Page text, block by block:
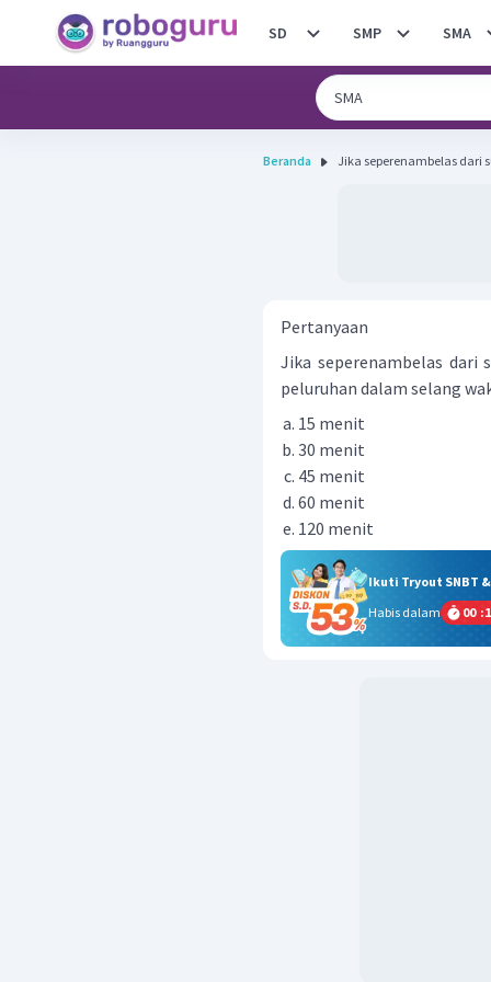
SD SMP SMA
Beranda Jika seperenambelas dari
Pertanyaan
Jika seperenambelas dari
peluruhan dalam selang
15 menit
30 menit
45 menit
60 menit
120 menit
Ikuti Tryout SNBT
Habis dalam
00 :